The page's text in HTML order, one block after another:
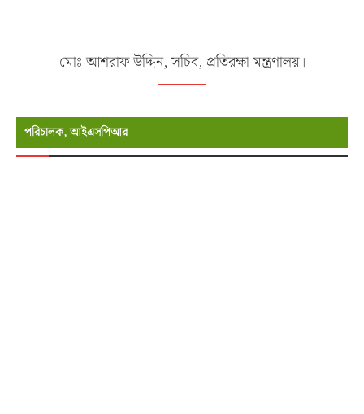
মোঃ আশরাফ উদ্দিন, সচিব, প্রতিরক্ষা মন্ত্রণালয়।
পরিচালক, আইএসপিআর